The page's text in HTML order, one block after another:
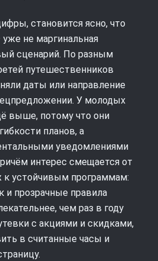
становится ясно, что
не маргинальная
сценарий. По разным
путешественников
даты или направление
У молодых
выше, потому что они
планов, а
уведомлениями
интерес смещается от
к устойчивым программам:
и прозрачные правила
чем раз в году
с акциями и скидками,
в считанные часы и